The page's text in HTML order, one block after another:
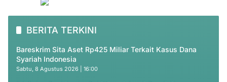
BERITA TERKINI
Bareskrim Sita Aset Rp425 Miliar Terkait Kasus Dana
Syariah Indonesia
Sabtu, 8 Agustus 2026 | 16:00